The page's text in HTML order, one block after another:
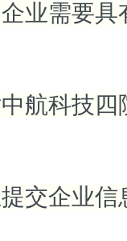
业需要
航科技
交企业